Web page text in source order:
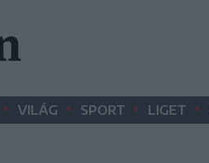
• VILÁG • SPORT • LIGET •